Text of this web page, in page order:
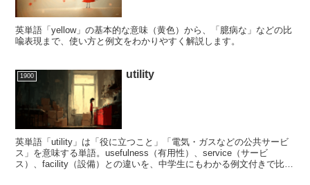
英単語「yellow」の基本的な意味（黄色）から、「臆病な」などの比
喩表現まで、使い方と例文をわかりやすく解説します。
1900 utility
英単語「utility」は「役に立つこと」「電気・ガスなどの公共サービ
ス」を意味する単語。usefulness（有用性）、service（サービ
ス）、facility（設備）との違いを、中学生にもわかる例文付きで比較